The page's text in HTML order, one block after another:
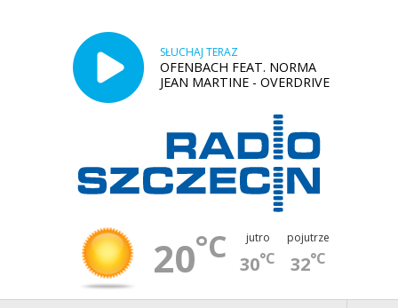
SŁUCHAJ TERAZ
OFENBACH FEAT. NORMA
JEAN MARTINE - OVERDRIVE
20°C jutro
30°C
pojutrze
32°C